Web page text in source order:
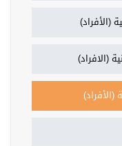
(الأفراد)
(الافراد)
(الأفراد)